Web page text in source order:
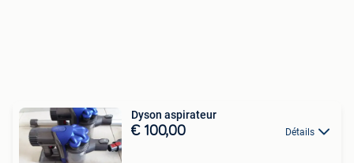
Dyson aspirateur
€ 100,00 Détails